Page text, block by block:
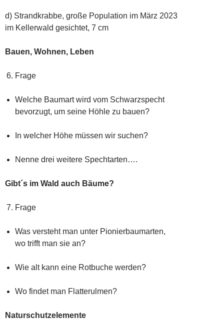
d) Strandkrabbe, große Population im März 2023
im Kellerwald gesichtet, 7 cm
Bauen, Wohnen, Leben
Frage
Welche Baumart wird vom Schwarzspecht
bevorzugt, um seine Höhle zu bauen?
In welcher Höhe müssen wir suchen?
Nenne drei weitere Spechtarten….
Gibt´s im Wald auch Bäume?
Frage
Was versteht man unter Pionierbaumarten,
wo trifft man sie an?
Wie alt kann eine Rotbuche werden?
Wo findet man Flatterulmen?
Naturschutzelemente